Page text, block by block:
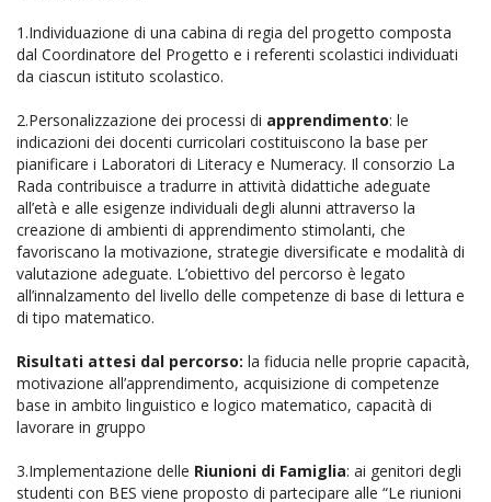
1.Individuazione di una cabina di regia del progetto composta
dal Coordinatore del Progetto e i referenti scolastici individuati
da ciascun istituto scolastico.
2.Personalizzazione dei processi di apprendimento: le
indicazioni dei docenti curricolari costituiscono la base per
pianificare i Laboratori di Literacy e Numeracy. Il consorzio La
Rada contribuisce a tradurre in attività didattiche adeguate
all’età e alle esigenze individuali degli alunni attraverso la
creazione di ambienti di apprendimento stimolanti, che
favoriscano la motivazione, strategie diversificate e modalità di
valutazione adeguate. L’obiettivo del percorso è legato
all’innalzamento del livello delle competenze di base di lettura e
di tipo matematico.
Risultati attesi dal percorso: la fiducia nelle proprie capacità,
motivazione all’apprendimento, acquisizione di competenze
base in ambito linguistico e logico matematico, capacità di
lavorare in gruppo
3.Implementazione delle Riunioni di Famiglia: ai genitori degli
studenti con BES viene proposto di partecipare alle “Le riunioni